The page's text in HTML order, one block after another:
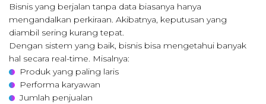
Bisnis yang berjalan tanpa data biasanya hanya
mengandalkan perkiraan. Akibatnya, keputusan yang
diambil sering kurang tepat.
Dengan sistem yang baik, bisnis bisa mengetahui banyak
hal secara real-time. Misalnya:
Produk yang paling laris
Performa karyawan
Jumlah penjualan